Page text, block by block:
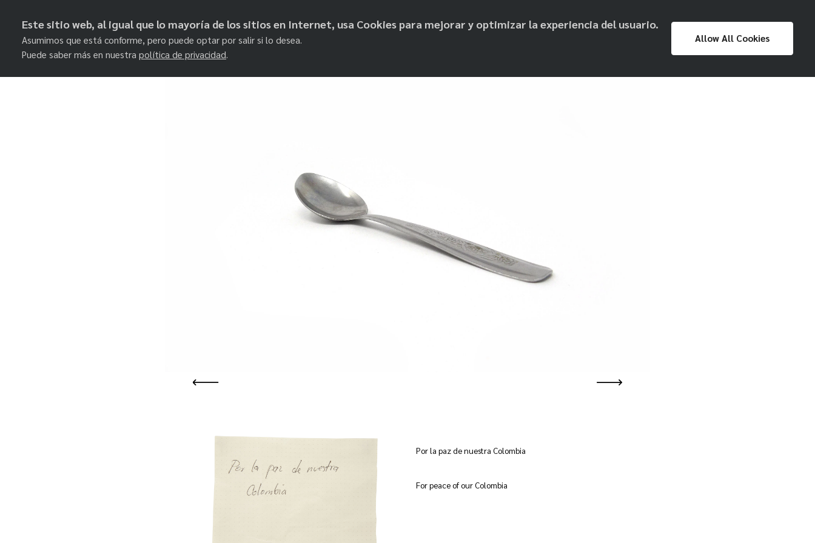
objetos de paz Proyecto Prensa
Exposiciones
Museo Nacional
Por la paz de nuestra Colombia
For peace of our Colombia
Este sitio web, al igual que lo mayoría de los sitios en Internet, usa Cookies para mejorar y optimizar la experiencia del usuario.
Asumimos que está conforme, pero puede optar por salir si lo desea.
Puede saber más en nuestra política de privacidad.
Allow All Cookies